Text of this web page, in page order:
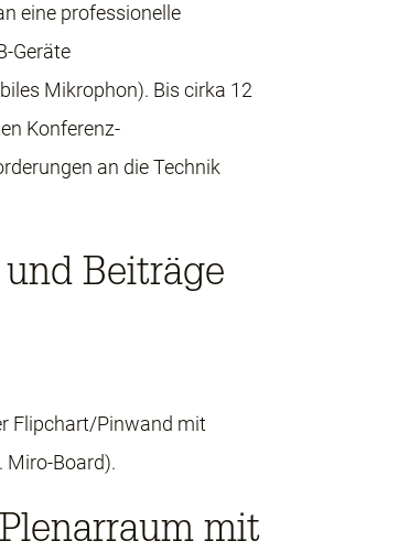
eine professionelle
Geräte
Mikrophon). Bis cirka 12
Konferenz-
an die Technik
Beiträge
Flipchart/Pinwand mit
Miro-Board).
mit